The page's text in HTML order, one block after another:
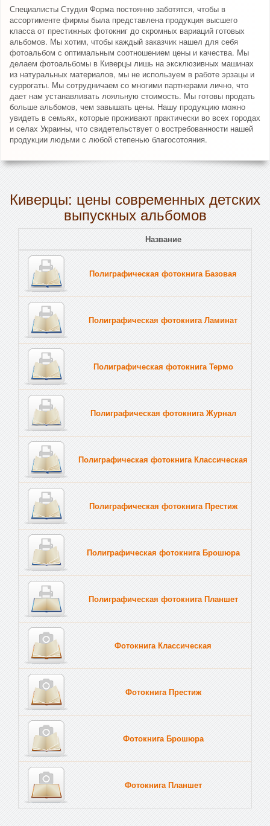
Специалисты Студия Форма постоянно заботятся, чтобы в
ассортименте фирмы была представлена продукция высшего
класса от престижных фотокниг до скромных вариаций готовых
альбомов. Мы хотим, чтобы каждый заказчик нашел для себя
фотоальбом с оптимальным соотношением цены и качества. Мы
делаем фотоальбомы в Киверцы лишь на эксклюзивных машинах
из натуральных материалов, мы не используем в работе эрзацы и
суррогаты. Мы сотрудничаем со многими партнерами лично, что
дает нам устанавливать лояльную стоимость. Мы готовы продать
больше альбомов, чем завышать цены. Нашу продукцию можно
увидеть в семьях, которые проживают практически во всех городах
и селах Украины, что свидетельствует о востребованности нашей
продукции людьми с любой степенью благосотояния.
Киверцы: цены современных детских
выпускных альбомов
Название
Полиграфическая фотокнига Базовая
Полиграфическая фотокнига Ламинат
Полиграфическая фотокнига Термо
Полиграфическая фотокнига Журнал
Полиграфическая фотокнига Классическая
Полиграфическая фотокнига Престиж
Полиграфическая фотокнига Брошюра
Полиграфическая фотокнига Планшет
Фотокнига Классическая
Фотокнига Престиж
Фотокнига Брошюра
Фотокнига Планшет